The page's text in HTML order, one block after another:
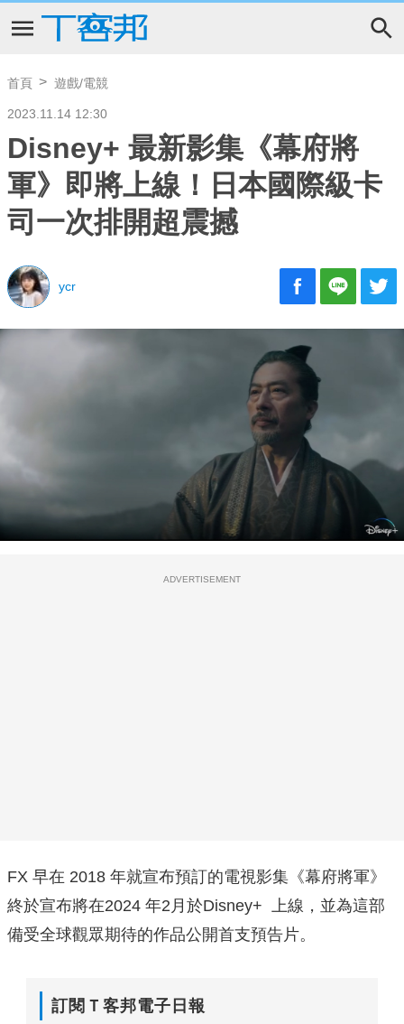
首頁 遊戲/電競
2023.11.14 12:30
Disney+ 最新影集《幕府將
軍》即將上線！日本國際級卡
司一次排開超震撼
ycr
ADVERTISEMENT
FX 早在 2018 年就宣布預訂的電視影集《幕府將軍》
終於宣布將在2024 年2月於Disney+ 上線，並為這部
備受全球觀眾期待的作品公開首支預告片。
訂閱Ｔ客邦電子日報